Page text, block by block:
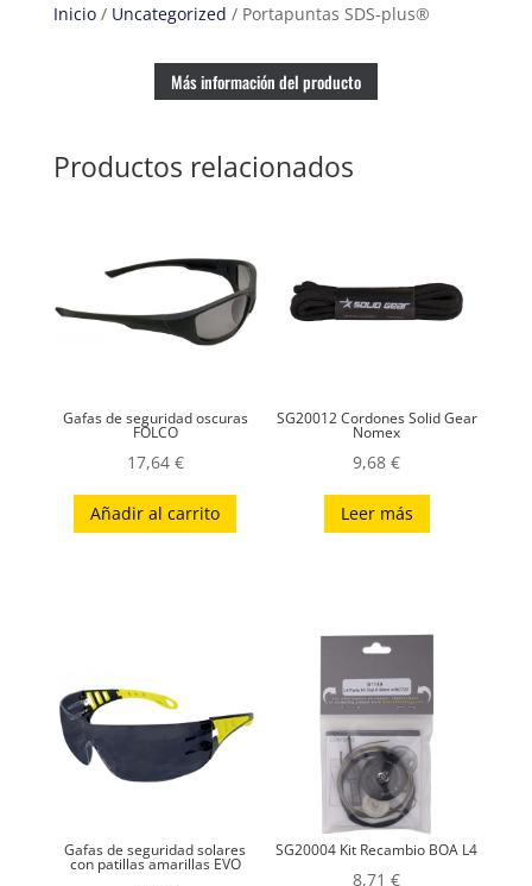
Inicio/ Uncategorized / Portapuntas SDS-plus®
Más información del producto
Productos relacionados
Gafas de seguridad oscuras
FOLCO
17,64 €
Añadir al carrito
SG20012 Cordones Solid Gear
Nomex
9,68€
Leer más
Gafas de seguridad solares
con patillas amarillas EVO
SG20004 Kit Recambio BOA L4
8,71€